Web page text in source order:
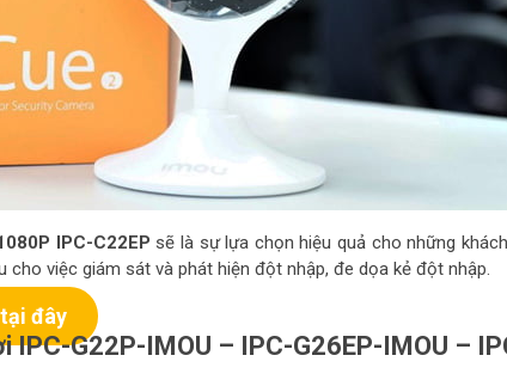
IPC-C22EP sẽ là sự lựa chọn hiệu quả cho những
việc giám sát và phát hiện đột nhập, đe dọa kẻ đột nhập.
đây
G22P-IMOU – IPC-G26EP-IMOU –